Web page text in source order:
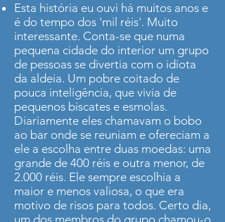
Esta história eu ouvi há muitos anos e
é do tempo dos 'mil réis'. Muito
interessante. Conta-se que numa
pequena cidade do interior um grupo
de pessoas se divertia com o idiota
da aldeia. Um pobre coitado de
pouca inteligência, que vivia de
pequenos biscates e esmolas.
Diariamente eles chamavam o bobo
ao bar onde se reuniam e ofereciam a
ele a escolha entre duas moedas: uma
grande de 400 réis e outra menor, de
2.000 réis. Ele sempre escolhia a
maior e menos valiosa, o que era
motivo de risos para todos. Certo dia,
um dos membros do grupo chamou-o